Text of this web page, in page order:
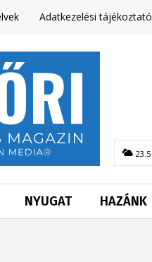
Adatkezelési tájékoztató
23.5
NYUGAT HAZÁNK